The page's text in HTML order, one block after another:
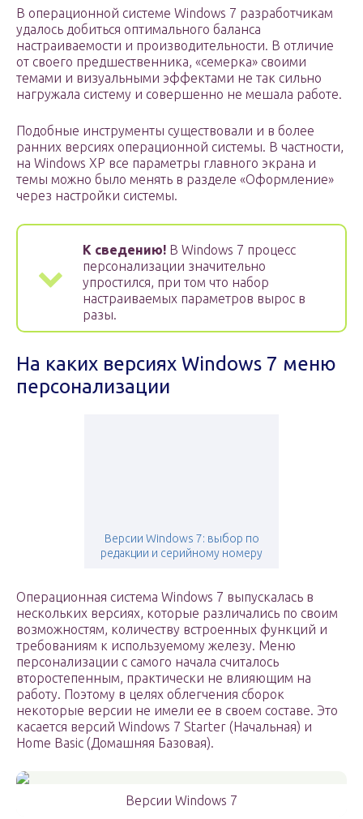
В операционной системе Windows 7 разработчикам
удалось добиться оптимального баланса
настраиваемости и производительности. В отличие
от своего предшественника, «семерка» своими
темами и визуальными эффектами не так сильно
нагружала систему и совершенно не мешала работе.
Подобные инструменты существовали и в более
ранних версиях операционной системы. В частности,
на Windows ХР все параметры главного экрана и
темы можно было менять в разделе «Оформление»
через настройки системы.
К сведению! В Windows 7 процесс
персонализации значительно
упростился, при том что набор
настраиваемых параметров вырос в
разы.
На каких версиях Windows 7 меню
персонализации
Версии Windows 7: выбор по
редакции и серийному номеру
Операционная система Windows 7 выпускалась в
нескольких версиях, которые различались по своим
возможностям, количеству встроенных функций и
требованиям к используемому железу. Меню
персонализации с самого начала считалось
второстепенным, практически не влияющим на
работу. Поэтому в целях облегчения сборок
некоторые версии не имели ее в своем составе. Это
касается версий Windows 7 Starter (Начальная) и
Home Basic (Домашняя Базовая).
Версии Windows 7